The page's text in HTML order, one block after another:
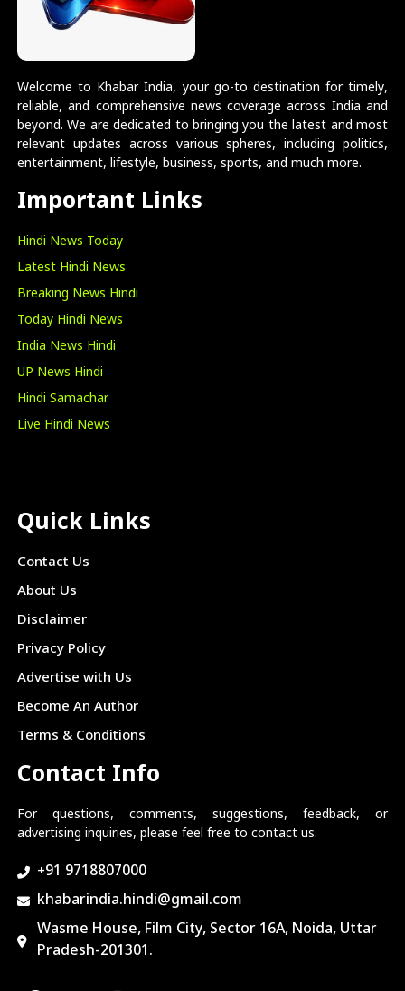
Welcome to Khabar India, your go-to destination for timely,
reliable, and comprehensive news coverage across India and
beyond. We are dedicated to bringing you the latest and most
relevant updates across various spheres, including politics,
entertainment, lifestyle, business, sports, and much more.
Important Links
Hindi News Today
Latest Hindi News
Breaking News Hindi
Today Hindi News
India News Hindi
UP News Hindi
Hindi Samachar
Live Hindi News
Quick Links
Contact Us
About Us
Disclaimer
Privacy Policy
Advertise with Us
Become An Author
Terms & Conditions
Contact Info
For questions, comments, suggestions, feedback, or
advertising inquiries, please feel free to contact us.
+91 9718807000
khabarindia.hindi@gmail.com
Wasme House, Film City, Sector 16A, Noida, Uttar
Pradesh-201301.